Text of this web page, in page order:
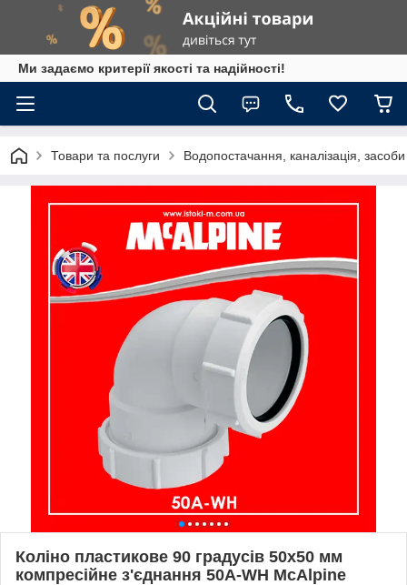
Ми задаємо критерії якості та надійності!
Товари та послуги Водопостачання, каналізація,
Коліно пластикове 90 градусів 50х50 мм
компресійне з'єднання 50A-WH McAlpine